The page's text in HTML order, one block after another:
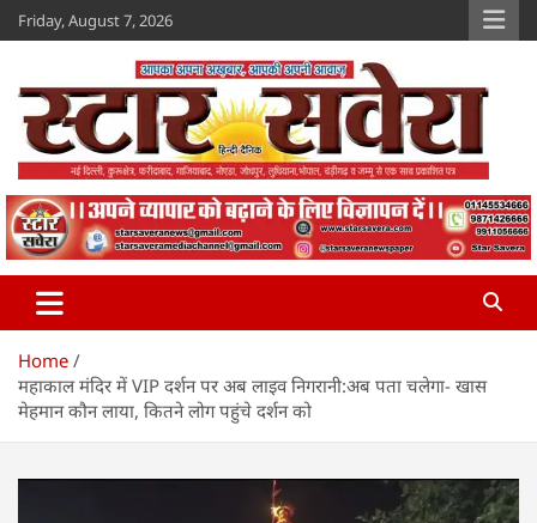
Skip
to
Friday, August 7, 2026
Star Savera
www.starsavera.com
Home
महाकाल मंदिर में VIP दर्शन पर अब लाइव निगरानी:अब पता चलेगा- खास
मेहमान कौन लाया, कितने लोग पहुंचे दर्शन को